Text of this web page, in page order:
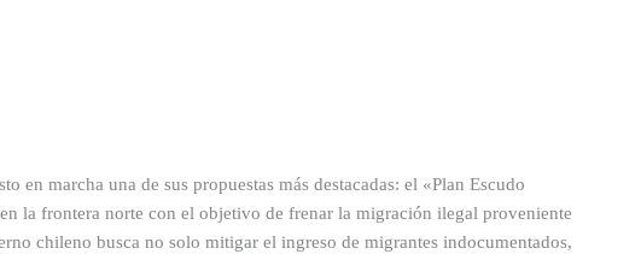
en marcha una de sus propuestas más destacadas: el «Plan Escudo
la frontera norte con el objetivo de frenar la migración ilegal proveniente
chileno busca no solo mitigar el ingreso de migrantes indocumentados,